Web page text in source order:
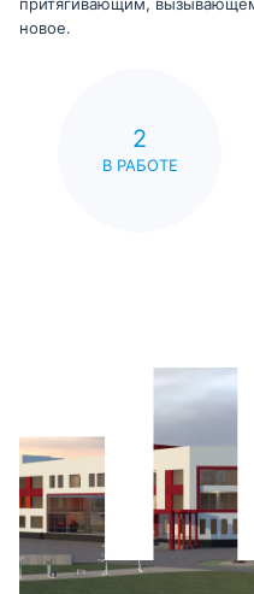
притягивающим,
новое.
2
В РАБОТЕ